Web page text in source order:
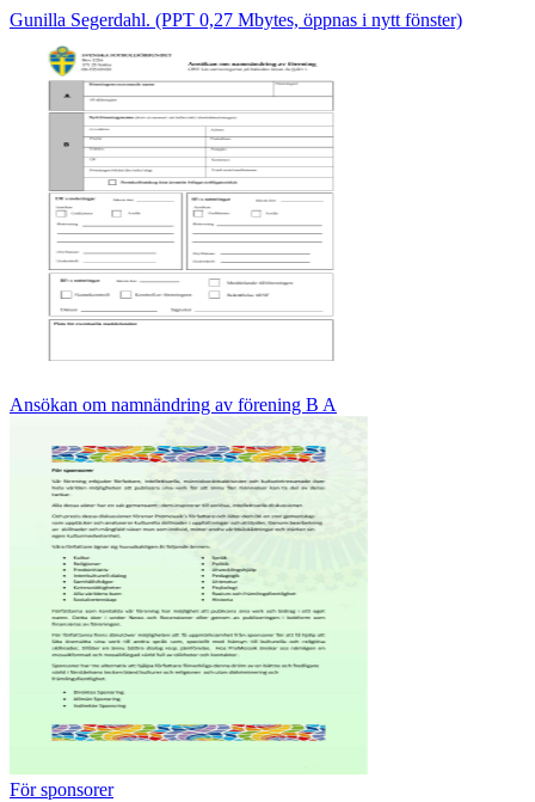
Gunilla Segerdahl. (PPT 0,27 Mbytes, öppnas i nytt fönster)
Ansökan om namnändring av förening B A
För sponsorer